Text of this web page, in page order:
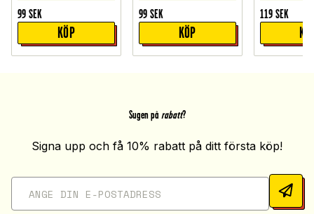
99 SEK
KÖP
99 SEK
KÖP
119 SEK
Sugen på rabatt?
Signa upp och få 10% rabatt på ditt första köp!